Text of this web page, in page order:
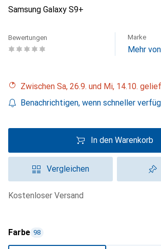
Samsung Galaxy S9+
Bewertungen Marke
Mehr
Zwischen Sa, 26.9. und Mi, 14.10.
Benachrichtigen, wenn schneller
In den Warenkorb
Vergleichen
kostenloser Versand
Farbe 98